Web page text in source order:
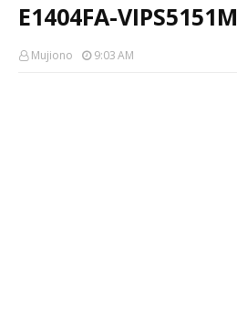
E1404FA-VIPS5151M
Mujiono 9:03 AM